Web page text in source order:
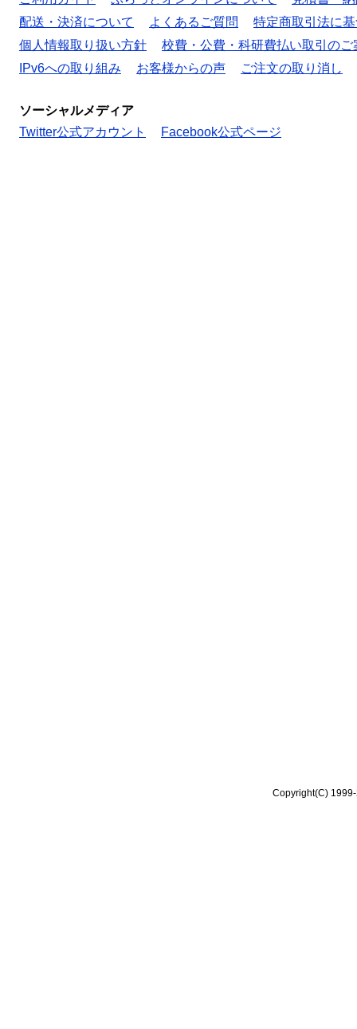
配送・決済について
よくあるご質問
特定商取引法に
個人情報取り扱い方針
校費・公費・科研費払い取引のご
IPv6への取り組み
お客様からの声 ご注文の取り消し
ソーシャルメディア
Twitter公式アカウント
Facebook公式ページ
Copyright(C)